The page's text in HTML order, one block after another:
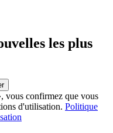
les plus
vous confirmez que vous
d'utilisation. Politique